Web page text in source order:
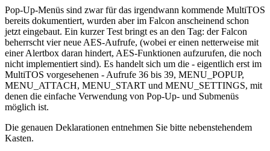
Pop-Up-Menüs sind zwar für das irgendwann kommende MultiTOS
bereits dokumentiert, wurden aber im Falcon anscheinend schon
jetzt eingebaut. Ein kurzer Test bringt es an den Tag: der Falcon
beherrscht vier neue AES-Aufrufe, (wobei er einen netterweise mit
einer Alertbox daran hindert, AES-Funktionen aufzurufen, die noch
nicht implementiert sind). Es handelt sich um die - eigentlich erst im
MultiTOS vorgesehenen - Aufrufe 36 bis 39, MENU_POPUP,
MENU_ATTACH, MENU_START und MENU_SETTINGS, mit
denen die einfache Verwendung von Pop-Up- und Submenüs
möglich ist.
Die genauen Deklarationen entnehmen Sie bitte nebenstehendem
Kasten.